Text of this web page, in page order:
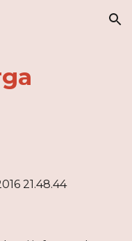
Skip to navigation
21.48.44